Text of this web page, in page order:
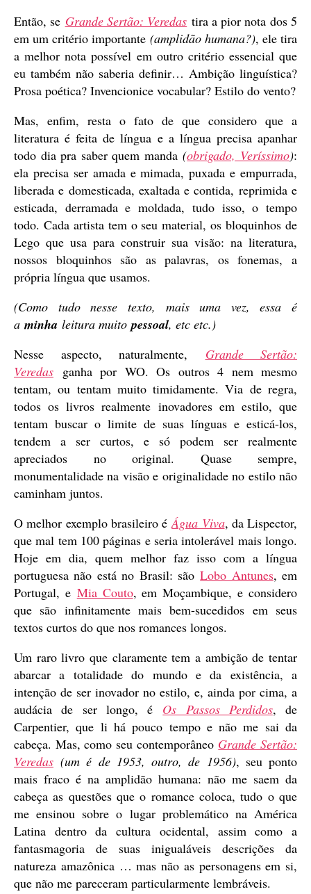
Então, se Grande Sertão: Veredas tira a pior nota dos 5
em um critério importante (amplidão humana?), ele tira
a melhor nota possível em outro critério essencial que
eu também não saberia definir… Ambição linguística?
Prosa poética? Invencionice vocabular? Estilo do vento?
Mas, enfim, resta o fato de que considero que a
literatura é feita de língua e a língua precisa apanhar
todo dia pra saber quem manda(obrigado, Veríssimo):
ela precisa ser amada e mimada, puxada e empurrada,
liberada e domesticada, exaltada e contida, reprimida e
esticada, derramada e moldada, tudo isso, o tempo
todo. Cada artista tem o seu material, os bloquinhos de
Lego que usa para construir sua visão: na literatura,
nossos bloquinhos são as palavras, os fonemas, a
própria língua que usamos.
(Como tudo nesse texto, mais uma vez, essa é
a minha leitura muitopessoal, etc etc.)
Nesse aspecto, naturalmente, Grande Sertão:
Veredas ganha por WO. Os outros 4 nem mesmo
tentam, ou tentam muito timidamente. Via de regra,
todos os livros realmente inovadores em estilo, que
tentam buscar o limite de suas línguas e esticá-los,
tendem a ser curtos, e só podem ser realmente
apreciados no original. Quase sempre,
monumentalidade na visão e originalidade no estilo não
caminham juntos.
O melhor exemplo brasileiro éÁgua Viva, da Lispector,
que mal tem 100 páginas e seria intolerável mais longo.
Hoje em dia, quem melhor faz isso com a língua
portuguesa não está no Brasil: sãoLobo Antunes, em
Portugal, e Mia Couto, em Moçambique, e considero
que são infinitamente mais bem-sucedidos em seus
textos curtos do que nos romances longos.
Um raro livro que claramente tem a ambição de tentar
abarcar a totalidade do mundo e da existência, a
intenção de ser inovador no estilo, e, ainda por cima, a
audácia de ser longo, é Os Passos Perdidos, de
Carpentier, que li há pouco tempo e não me sai da
cabeça. Mas, como seu contemporâneo Grande Sertão:
Veredas (um é de 1953, outro, de 1956), seu ponto
mais fraco é na amplidão humana: não me saem da
cabeça as questões que o romance coloca, tudo o que
me ensinou sobre o lugar problemático na América
Latina dentro da cultura ocidental, assim como a
fantasmagoria de suas inigualáveis descrições da
natureza amazônica … mas não as personagens em si,
que não me pareceram particularmente lembráveis.